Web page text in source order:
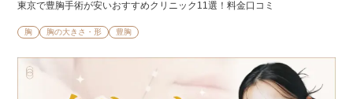
東京で豊胸手術が安いおすすめクリニック11選！料金口コミ
胸 胸の大きさ・形 豊胸